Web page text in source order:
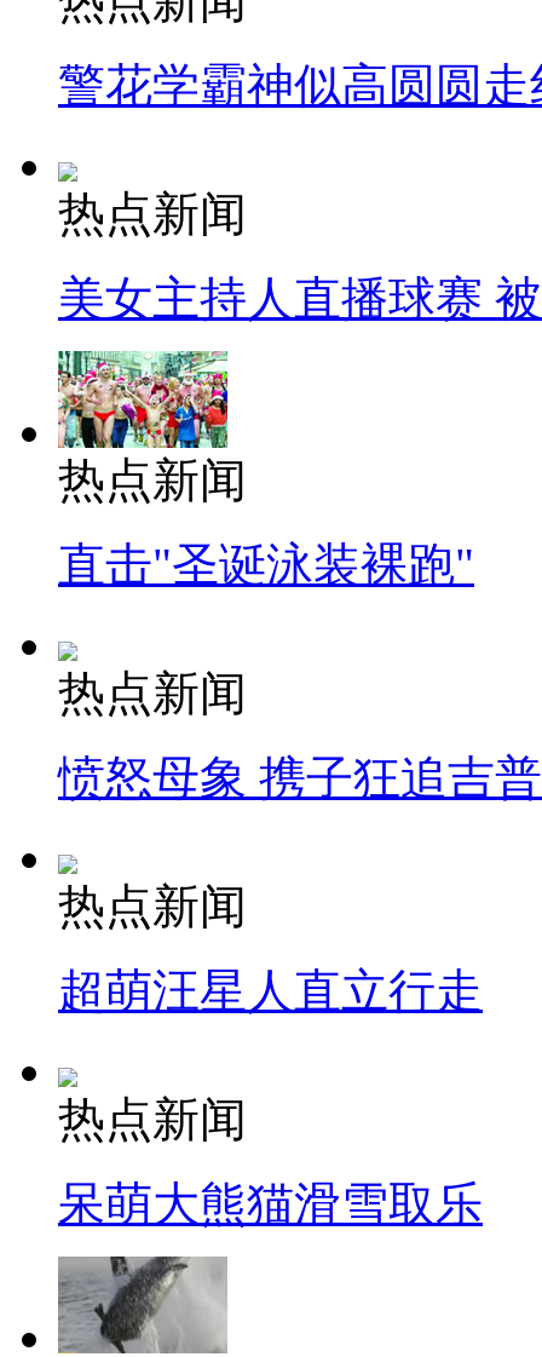
警花学霸神似高圆圆走
热点新闻
美女主持人直播球赛
热点新闻
直击"圣诞泳装裸跑"
热点新闻
愤怒母象 携子狂追吉
热点新闻
超萌汪星人直立行走
热点新闻
呆萌大熊猫滑雪取乐